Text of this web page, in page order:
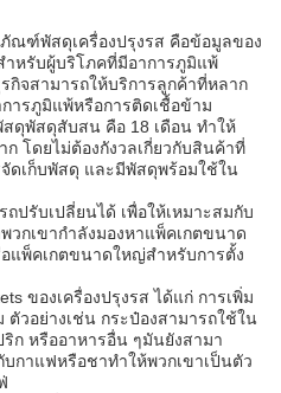
ฑ์พัสดุเครื่องปรุงรส คือข้อมูลของ
หรับผู้บริโภคที่มีอาการภูมิแพ้
กิจสามารถให้บริการลูกค้าที่หลาก
ารภูมิแพ้หรือการติดเชื้อข้าม
ดุพัสดุสับสน คือ 18 เดือน ทําให้
โดยไม่ต้องกังวลเกี่ยวกับสินค้าที่
ดเก็บพัสดุ และมีพัสดุพร้อมใช้ใน
รับเปลี่ยนได้ เพื่อให้เหมาะสมกับ
วกเขากําลังมองหาแพ็คเกตขนาด
แพ็คเกตขนาดใหญ่สําหรับการตั้ง
ของเครื่องปรุงรส ได้แก่ การเพิ่ม
ตัวอย่างเช่น กระป๋องสามารถใช้ใน
ก หรืออาหารอื่น ๆมันยังสามา
กาแฟหรือชาทําให้พวกเขาเป็นตัว